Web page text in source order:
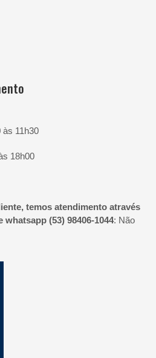
às 11h30
18h00
temos atendimento através
(53) 98406-1044: Não